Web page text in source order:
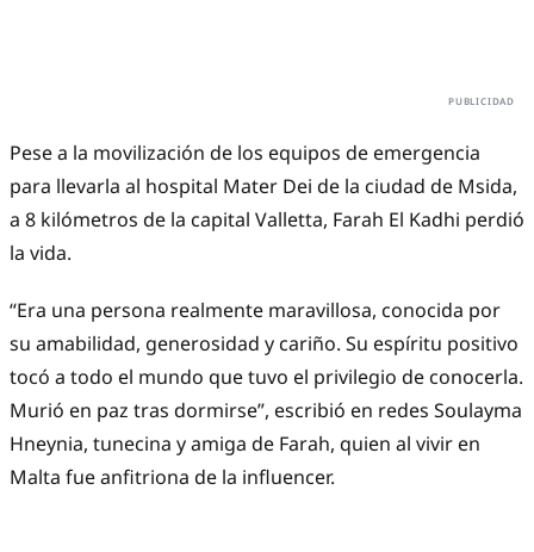
Pese a la movilización de los equipos de emergencia
para llevarla al hospital Mater Dei de la ciudad de Msida,
a 8 kilómetros de la capital Valletta, Farah El Kadhi perdió
la vida.
“Era una persona realmente maravillosa, conocida por
su amabilidad, generosidad y cariño. Su espíritu positivo
tocó a todo el mundo que tuvo el privilegio de conocerla.
Murió en paz tras dormirse”, escribió en redes Soulayma
Hneynia, tunecina y amiga de Farah, quien al vivir en
Malta fue anfitriona de la influencer.